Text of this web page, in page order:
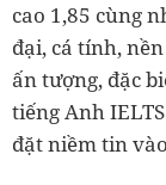
cao 1,85 cùng
đại, cá tính,
ấn tượng, đặc
tiếng Anh
đặt niềm tin